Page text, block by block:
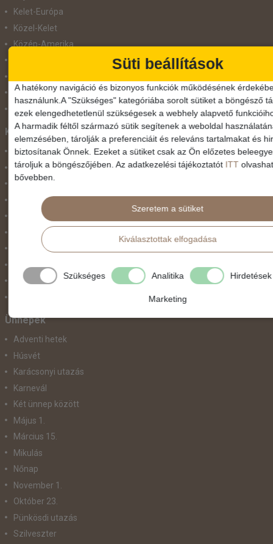
Kelet-Európa
Közel-Kelet
Közép-Amerika
Nyugat-Európa
Világ körüli körutazás
Közlekedés
Busszal
busz+hajó
Egyénileg
Fly & Drive
repülő+busz
repülő+hajó
Szolgáltatás
Ünnepek
Adventi hetek
Húsvét
Karácsonyi utazás
Karnevál
Két ünnep között
Május 1.
Március 15.
Mikulás
Nőnap
November 1.
Október 23.
Pünkösdi utazás
Szilveszter
Süti beállítások
A hatékony navigáció és bizonyos funkciók működésének
használunk.A "Szükséges" kategóriába sorolt sütiket a böngésző
ezek elengedhetetlenül szükségesek a webhely alapvető
A harmadik féltől származó sütik segítenek a weboldal
elemzésében, tárolják a preferenciáit és releváns tartalmakat és
biztosítanak Önnek. Ezeket a sütiket csak az Ön előzetes
tároljuk a böngészőjében. Az adatkezelési tájékoztatót ITT
bővebben.
Szeretem a sütiket
Kiválasztottak elfogadása
Szükséges Analitika Hirdetések
Marketing